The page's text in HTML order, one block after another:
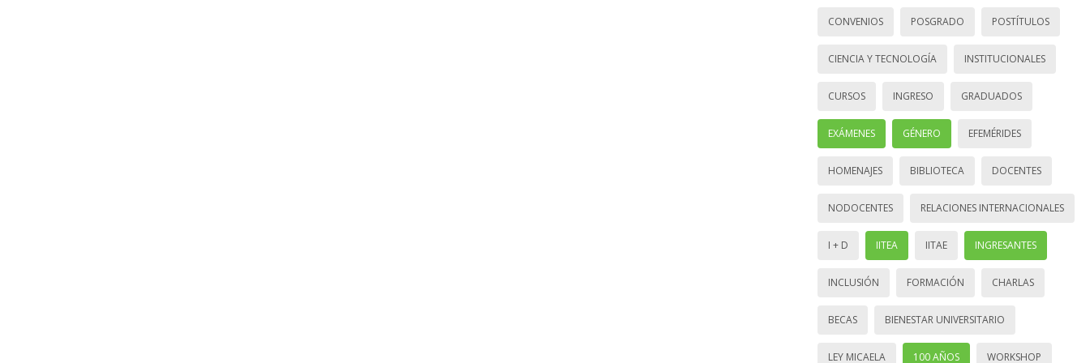
CONVENIOS POSGRADO POSTÍTULOS
CIENCIA Y TECNOLOGÍA INSTITUCIONALES
CURSOS INGRESO GRADUADOS
EXÁMENES GÉNERO EFEMÉRIDES
HOMENAJES BIBLIOTECA DOCENTES
NODOCENTES RELACIONES INTERNACIONALES
I + D IITEA IITAE INGRESANTES
INCLUSIÓN FORMACIÓN CHARLAS
BECAS BIENESTAR UNIVERSITARIO
LEY MICAELA 100 AÑOS WORKSHOP